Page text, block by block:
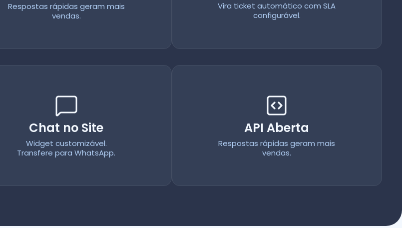
Respostas rápidas geram mais
vendas.
Vira ticket automático com SLA
configurável.
Chat no Site
Widget customizável.
Transfere para WhatsApp.
API Aberta
Respostas rápidas geram mais
vendas.